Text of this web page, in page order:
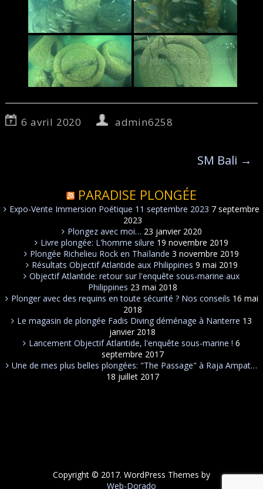
6 avril 2020 admin6258
SM Bali →
PARADISE PLONGÉE
Expo-Vente Immersion Poétique 11 septembre 2023 7 septembre
2023
Plongez avec moi… 23 janvier 2020
Livre plongée: L'homme silure 19 novembre 2019
Plongée Richelieu Rock en Thaïlande 3 novembre 2019
Résultats Objectif Atlantide aux Philippines 9 mai 2019
Objectif Atlantide: retour sur l'enquête sous-marine aux
Philippines 23 mai 2018
Plonger avec des requins en toute sécurité ? Nos conseils 16 mai
2018
Le magasin de plongée Fadis Diving déménage à Nanterre 13
janvier 2018
Lancement Objectif Atlantide, l'enquête sous-marine ! 6
septembre 2017
Une de mes plus belles plongées: "The Passage" à Raja Ampat…
18 juillet 2017
Copyright © 2017. WordPress Themes by
Web-Dorado